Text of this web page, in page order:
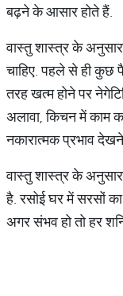
बढ़ने के आसार होते हैं.
वास्तु शास्त्र के
चाहिए. पहले से ही
तरह खत्म होने पर
अलावा, किचन में काम
नकारात्मक प्रभाव
वास्तु शास्त्र के
है. रसोई घर में सरसों
अगर संभव हो तो हर